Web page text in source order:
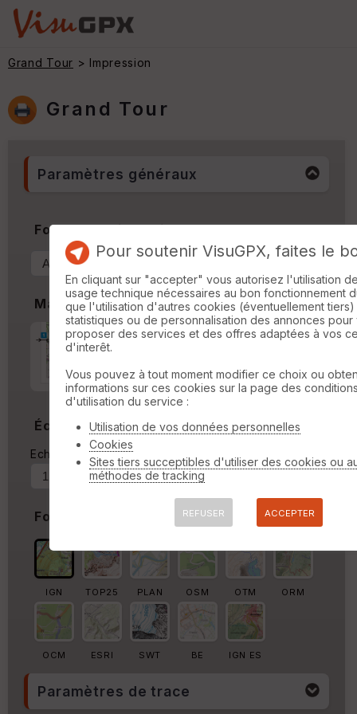
Grand Tour > Impression
Grand Tour
Paramètres généraux
Format & Orientation
Marges
Marge d'impression cm
Marge autour de la trace
%
Échelle
Echelle actuelle : 1/58184
Fond de carte
IGN TOP25 PLAN OSM OTM ORM
OCM ESRI SWT BE IGN ES
Paramètres de trace
Pour soutenir VisuGPX, faites le
En cliquant sur "accepter" vous autorisez l'utilisation
usage technique nécessaires au bon fonctionnement
que l'utilisation d'autres cookies (éventuellement
statistiques ou de personnalisation des annonces pour
proposer des services et des offres adaptées à vos
d'interêt.
Vous pouvez à tout moment modifier ce choix ou
informations sur ces cookies sur la page des
d'utilisation du service :
Utilisation de vos données personnelles
Cookies
Sites tiers succeptibles d'utiliser des cookies ou
méthodes de tracking
REFUSER ACCEPTER